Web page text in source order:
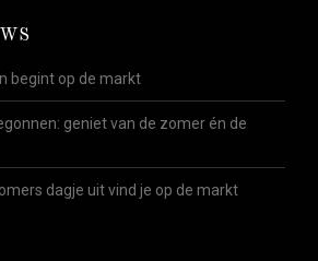
begint op de markt
geniet van de zomer én de
dagje uit vind je op de markt